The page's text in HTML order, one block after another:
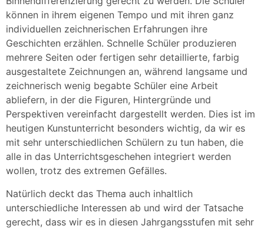
können in ihrem eigenen Tempo und mit ihren ganz
individuellen zeichnerischen Erfahrungen ihre
Geschichten erzählen. Schnelle Schüler produzieren
mehrere Seiten oder fertigen sehr detaillierte, farbig
ausgestaltete Zeichnungen an, während langsame und
zeichnerisch wenig begabte Schüler eine Arbeit
abliefern, in der die Figuren, Hintergründe und
Perspektiven vereinfacht dargestellt werden. Dies ist im
heutigen Kunstunterricht besonders wichtig, da wir es
mit sehr unterschiedlichen Schülern zu tun haben, die
alle in das Unterrichtsgeschehen integriert werden
wollen, trotz des extremen Gefälles.
Natürlich deckt das Thema auch inhaltlich
unterschiedliche Interessen ab und wird der Tatsache
gerecht, dass wir es in diesen Jahrgangsstufen mit sehr